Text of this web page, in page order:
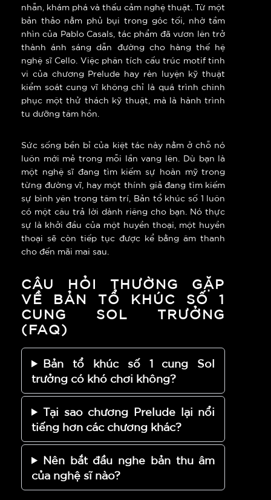
nhẫn, khám phá và thấu cảm nghệ thuật. Từ một
bản thảo nằm phủ bụi trong góc tối, nhờ tầm
nhìn của Pablo Casals, tác phẩm đã vươn lên trở
thành ánh sáng dẫn đường cho hàng thế hệ
nghệ sĩ Cello. Việc phân tích cấu trúc motif tinh
vi của chương Prelude hay rèn luyện kỹ thuật
kiểm soát cung vĩ không chỉ là quá trình chinh
phục một thử thách kỹ thuật, mà là hành trình
tu dưỡng tâm hồn.
Sức sống bền bỉ của kiệt tác này nằm ở chỗ nó
luôn mới mẻ trong mỗi lần vang lên. Dù bạn là
một nghệ sĩ đang tìm kiếm sự hoàn mỹ trong
từng đường vĩ, hay một thính giả đang tìm kiếm
sự bình yên trong tâm trí, Bản tổ khúc số 1 luôn
có một câu trả lời dành riêng cho bạn. Nó thực
sự là khởi đầu của một huyền thoại, một huyền
thoại sẽ còn tiếp tục được kể bằng âm thanh
cho đến mãi mai sau.
CÂU HỎI THƯỜNG GẶP
VỀ BẢN TỔ KHÚC SỐ 1
CUNG SOL TRƯỞNG
(FAQ)
Bản tổ khúc số 1 cung Sol
trưởng có khó chơi không?
Tại sao chương Prelude lại nổi
tiếng hơn các chương khác?
Nên bắt đầu nghe bản thu âm
của nghệ sĩ nào?